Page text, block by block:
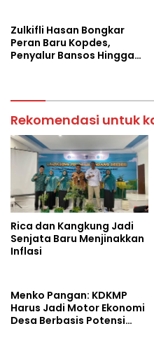
Perkebunan
Zulkifli Hasan Bongkar
Peran Baru Kopdes,
Penyalur Bansos Hingga
Rekomendasi untuk
Rica dan Kangkung Jadi
Senjata Baru Menjinakkan
Inflasi
Menko Pangan: KDKMP
Harus Jadi Motor Ekonomi
Desa Berbasis Potensi